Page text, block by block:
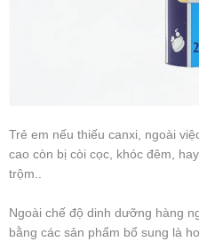
Trẻ em nếu thiếu canxi, ngoài
cao còn bị còi cọc, khóc đêm,
trộm..
Ngoài chế độ dinh dưỡng hàng
bằng các sản phẩm bổ sung là